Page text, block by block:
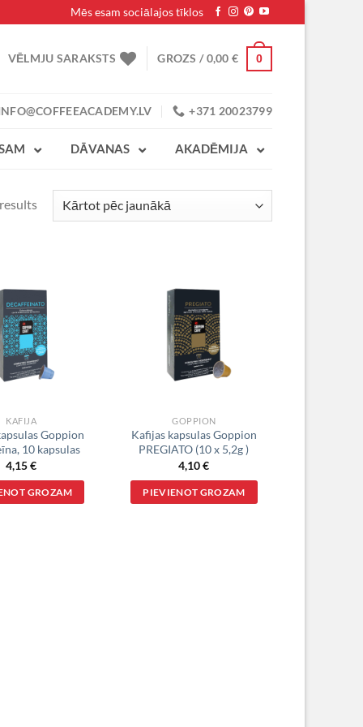
Mēs esam sociālajos tīklos
VĒLMJU SARAKSTS GROZS /0,00€ 0
+371 20023799
DĀVANAS AKADĒMIJA
VĒLMJU
SARAKSTS
KAFIJA
Goppion
10 kapsulas
4,15€
GROZAM
VĒLMJU
SARAKSTS
GOPPION
Kafijas kapsulas Goppion
PREGIATO (10 x 5,2g )
4,10€
PIEVIENOT GROZAM